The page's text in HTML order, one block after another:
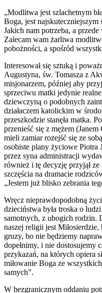
„Modlitwa jest szlachetnym
Boga, jest najskuteczniejszym
Jakich nam potrzeba, a
Zalecam wam żarliwa
pobożności, a spośród
Interesował się sztuką i
Augustyna, św. Tomasza z
misjonarzem, później aby
sprzeciwu matki jedynie realne
dziewczyną o podobnych
działaczem katolickim w
przeszkodzie stanęła matka.
przenieść się z mężem
mieli zamiar rozejść się ze
osobiste plany życiowe Piotra
przez syna administracji
również i tę decyzję przyjął ze
szczęścia na dramacie
„Jestem już blisko zebrania
Wręcz nieprawdopodobną
dzieciństwa była troska o
samotnych, z ubogich rodzin.
naszej religii jest Miłosierdzie,
gruzy, bo nie będziemy
dopełnimy, i nie dostosujemy
przykazań, na których opiera
miłowanie Boga ze
samych”.
W bezgranicznym oddaniu